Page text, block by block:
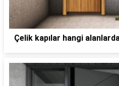
Çelik kapılar hangi